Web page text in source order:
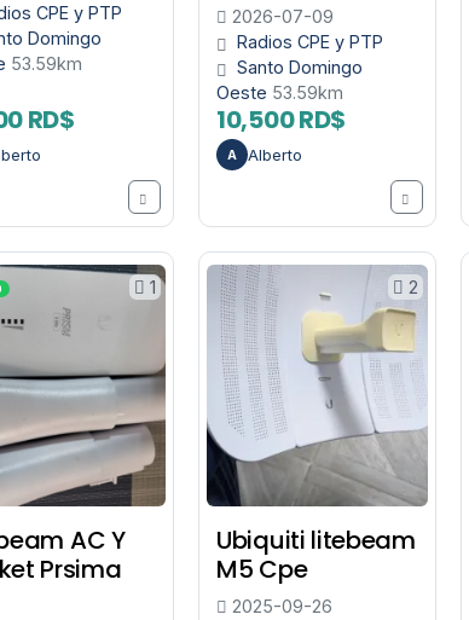
CPE y PTP
Domingo
53.59km
RD$
2026-07-09
Radios CPE y PTP
Santo Domingo
Oeste 53.59km
10,500 RD$
A Alberto
1
AC Y
Prsima
2
Ubiquiti litebeam
M5 Cpe
2025-09-26